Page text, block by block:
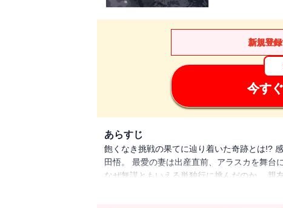
新規登
今す
あらすじ
飽くなき挑戦の果てに辿り着いた奇跡とは!?
田悟。 最愛の妻は出産直前、アラスカを舞台
なぜ無謀ともいえる単独行に挑んだのか。 親